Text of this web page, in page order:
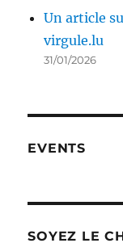
Un article
virgule.lu
31/01/2026
EVENTS
SOYEZ LE